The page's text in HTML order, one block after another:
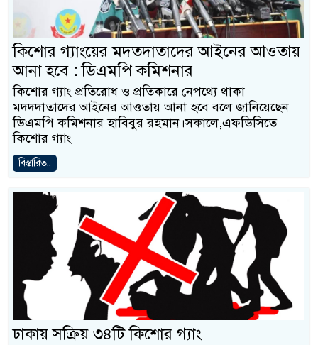
কিশোর গ্যাংয়ের মদতদাতাদের আইনের আওতায়
আনা হবে : ডিএমপি কমিশনার
কিশোর গ্যাং প্রতিরোধ ও প্রতিকারে নেপথ্যে থাকা
মদদদাতাদের আইনের আওতায় আনা হবে বলে জানিয়েছেন
ডিএমপি কমিশনার হাবিবুর রহমান।সকালে,এফডিসিতে
কিশোর গ্যাং
বিস্তারিত..
ঢাকায় সক্রিয় ৩৪টি কিশোর গ্যাং